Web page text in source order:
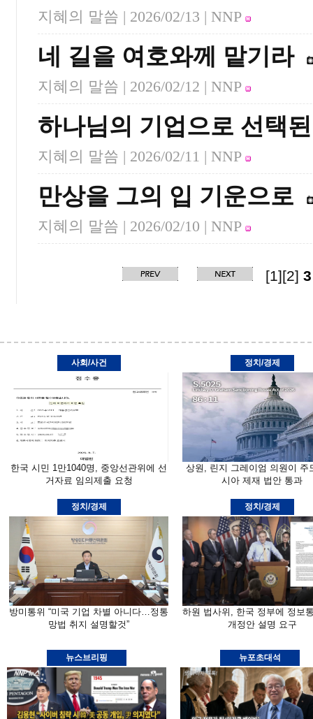
지혜의 말씀 | 2026/02/13 | NNP
네 길을 여호와께 맡기라
지혜의 말씀 | 2026/02/12 | NNP
하나님의 기업으로 선택
지혜의 말씀 | 2026/02/11 | NNP
만상을 그의 입 기운으로
지혜의 말씀 | 2026/02/10 | NNP
[1][2] 3
사회/사건
한국 시민 1만1040명, 중앙선관위에 선
거자료 임의제출 요청
정치/경제
상원, 린지 그레이엄 의원이 주
시아 제재 법안 통과
정치/경제
방미통위 “미국 기업 차별 아니다…정통
망법 취지 설명할것”
정치/경제
하원 법사위, 한국 정부에 정보
개정안 설명 요구
뉴스브리핑 뉴포초대석